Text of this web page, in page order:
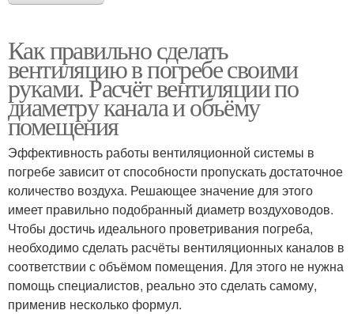
Как правильно сделать
вентиляцию в погребе своими
руками. Расчёт вентиляции по
диаметру канала и объёму
помещения
Эффективность работы вентиляционной системы в
погребе зависит от способности пропускать достаточное
количество воздуха. Решающее значение для этого
имеет правильно подобранный диаметр воздуховодов.
Чтобы достичь идеального проветривания погреба,
необходимо сделать расчёты вентиляционных каналов в
соответствии с объёмом помещения. Для этого не нужна
помощь специалистов, реально это сделать самому,
применив несколько формул.